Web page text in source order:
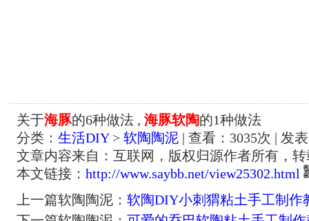
关于海豚的6种做法 , 海豚软陶的1种做法
分类： 生活DIY> 软陶陶泥| 查看： 3035次 | 发
文章内容来自：互联网，版权归源作者所有，
本文链接： http://www.saybb.net/view25302.html
上一篇软陶陶泥： 软陶DIY小刺猬粘土手工制作